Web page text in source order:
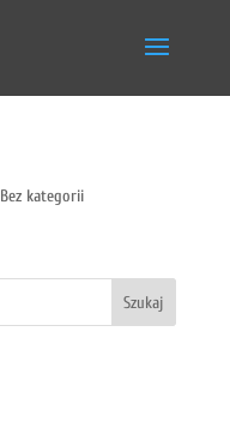
Bez kategorii